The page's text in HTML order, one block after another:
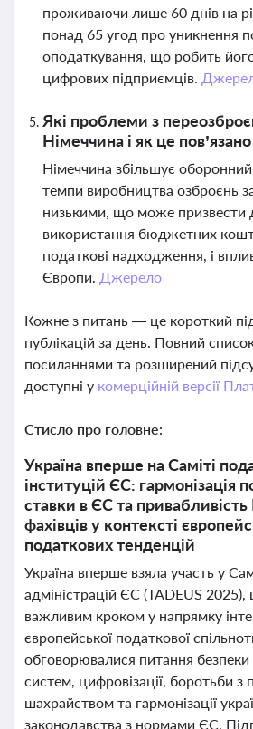
проживаючи лише 60 днів на
понад 65 угод про уникнення
оподаткування, що робить
цифрових підприємців.
Які проблеми з
Німеччина і як це
Німеччина збільшує
темпи виробництва озброєнь
низькими, що може призвести
використання бюджетних
податкові надходження, і
Європи. Джерело
Кожне з питань — це короткий
публікацій за день. Повний
посиланнями та розширений
доступні у комерційній версії
Стисло про головне:
Україна вперше на Саміті
інституцій ЄС: гармонізація
ставки в ЄС та
фахівців у контексті
податкових тенденцій
Україна вперше взяла участь у
адміністрацій ЄС (TADEUS
важливим кроком у напрямку
європейської податкової
обговорювалися питання
систем, цифровізації, боротьби з
шахрайством та гармонізації
законодавства з нормами ЄС.